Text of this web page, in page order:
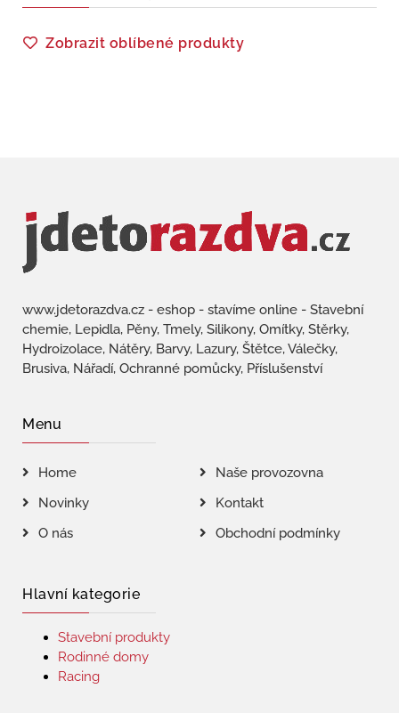
Zobrazit oblíbené produkty
www.jdetorazdva.cz - eshop - stavíme online - Stavební
chemie, Lepidla, Pěny, Tmely, Silikony, Omítky, Stěrky,
Hydroizolace, Nátěry, Barvy, Lazury, Štětce, Válečky,
Brusiva, Nářadí, Ochranné pomůcky, Příslušenství
Menu
Home
Naše provozovna
Novinky
Kontakt
O nás
Obchodní podmínky
Hlavní kategorie
Stavební produkty
Rodinné domy
Racing